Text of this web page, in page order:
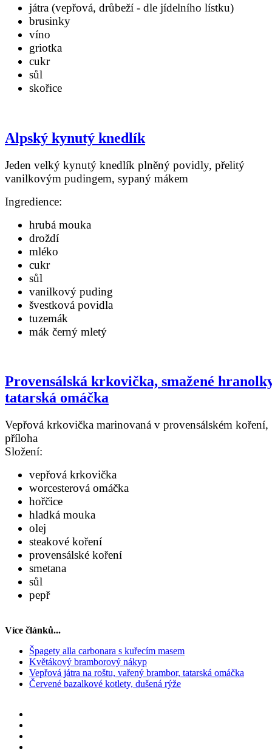
játra (vepřová, drůbeží - dle jídelního lístku)
brusinky
víno
griotka
cukr
sůl
skořice
Alpský kynutý knedlík
Jeden velký kynutý knedlík plněný povidly, přelitý
vanilkovým pudingem, sypaný mákem
Ingredience:
hrubá mouka
droždí
mléko
cukr
sůl
vanilkový puding
švestková povidla
tuzemák
mák černý mletý
Provensálská krkovička, smažené
tatarská omáčka
Vepřová krkovička marinovaná v provensálském koření,
příloha
Složení:
vepřová krkovička
worcesterová omáčka
hořčice
hladká mouka
olej
steakové koření
provensálské koření
smetana
sůl
pepř
Více článků...
Špagety alla carbonara s kuřecím masem
Květákový bramborový nákyp
Vepřová játra na roštu, vařený brambor, tatarská omáčka
Červené bazalkové kotlety, dušená rýže